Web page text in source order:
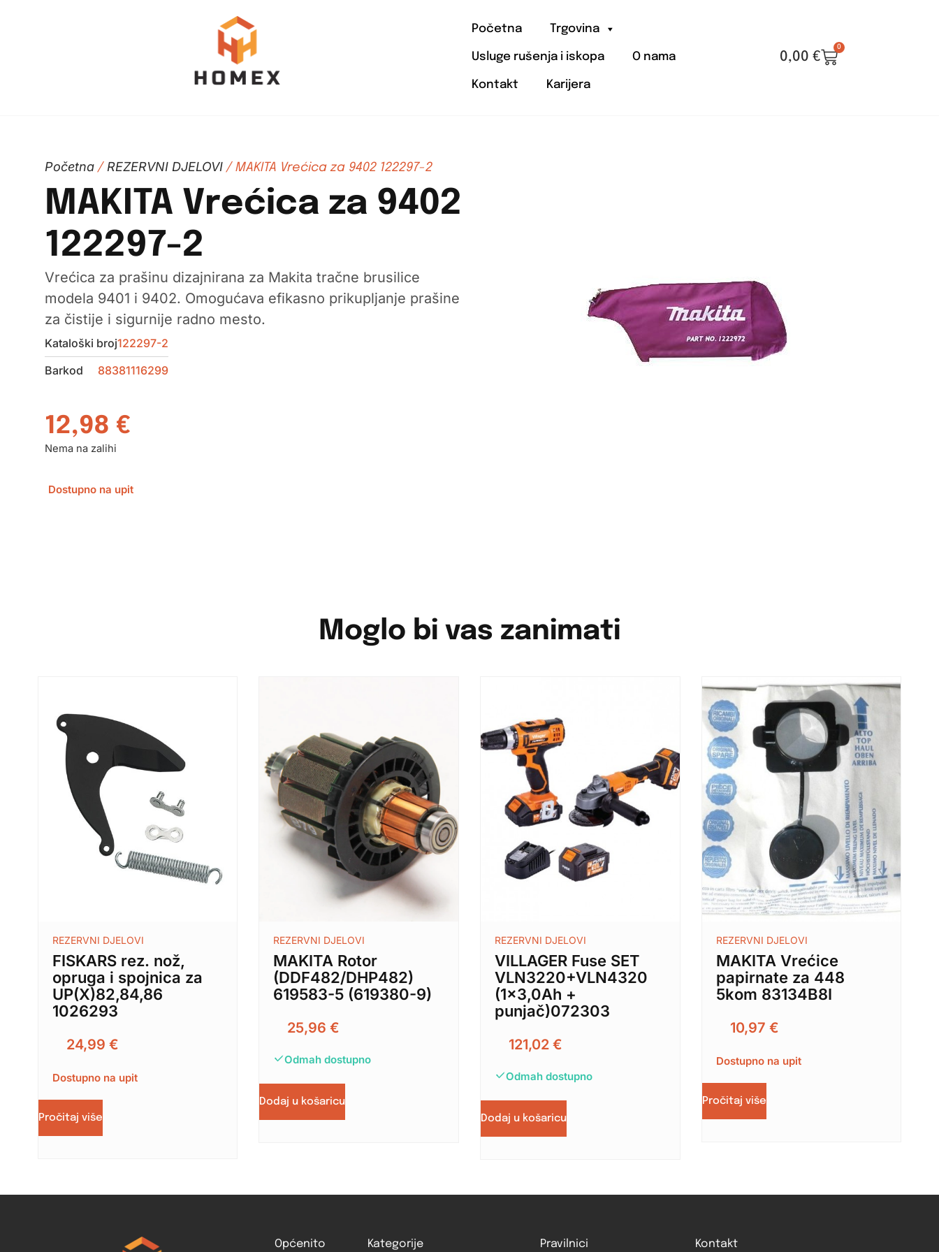
Početna Trgovina
Usluge rušenja i iskopa O nama
Kontakt Karijera
0,00 €
0
Početna/ REZERVNI DJELOVI/ MAKITA Vrećica za 9402 122297-2
MAKITA Vrećica za 9402
122297-2
Vrećica za prašinu dizajnirana za Makita tračne brusilice
modela 9401 i 9402. Omogućava efikasno prikupljanje prašine
za čistije i sigurnije radno mesto.
Kataloški broj122297-2
Barkod
88381116299
12,98 €
Nema na zalihi
Dostupno na upit
Moglo bi vas zanimati
REZERVNI DJELOVI
FISKARS rez. nož,
opruga i spojnica za
UP(X)82,84,86
1026293
24,99 €
Dostupno na upit
Pročitaj više
REZERVNI DJELOVI
MAKITA Rotor
(DDF482/DHP482)
619583-5 (619380-9)
25,96€
Odmah dostupno
Dodaj u košaricu
REZERVNI DJELOVI
VILLAGER Fuse SET
VLN3220+VLN4320
(1×3,0Ah +
punjač)072303
121,02 €
Odmah dostupno
Dodaj u košaricu
REZERVNI DJELOVI
MAKITA Vrećice
papirnate za 448
5kom 83134B8I
10,97 €
Dostupno na upit
Pročitaj više
Općenito Kategorije Pravilnici Kontakt